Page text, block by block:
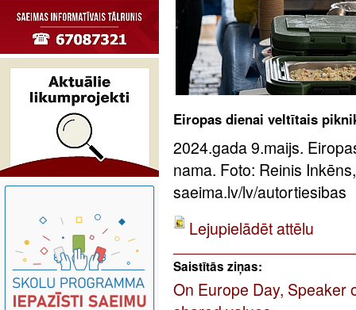
Eiropas dienai veltītais
2024.gada 9.maijs.
nama. Foto: Reinis
saeima.lv/lv/autortiesibas
Lejupielādēt attēlu
Saistītās ziņas:
On Europe Day, Speaker